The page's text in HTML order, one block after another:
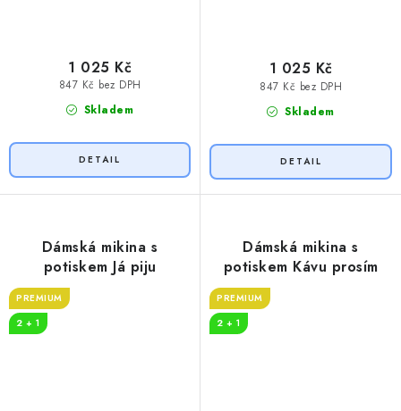
Skladem
847 Kč bez DPH
1 025 Kč
Skladem
847 Kč bez DPH
1 025 Kč
Dámská mikina s
potiskem Já piju
PREMIUM
2 + 1
Dámská mikina s
potiskem Kávu prosím
PREMIUM
2 + 1